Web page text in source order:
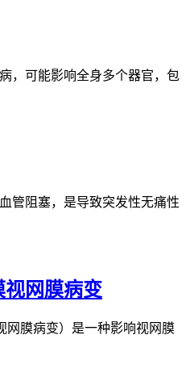
，可能影响全身多个器官，包
管阻塞，是导致突发性无痛性
视网膜病变
网膜病变）是一种影响视网膜